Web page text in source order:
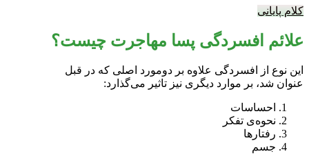
کلام پایانی
علائم افسردگی پسا مهاجرت چیست؟
این نوع از افسردگی علاوه بر دومورد اصلی که در قبل
عنوان شد، بر موارد دیگری نیز تاثیر می‌گذارد:
احساسات
نحوه‌ی تفکر
رفتارها
جسم